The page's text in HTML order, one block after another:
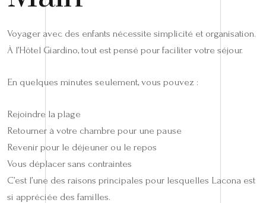
Voyager avec des enfants nécessite simplicité et organisation.
À l’Hôtel Giardino, tout est pensé pour faciliter votre séjour.
En quelques minutes seulement, vous pouvez :
Rejoindre la plage
Retourner à votre chambre pour une pause
Revenir pour le déjeuner ou le repos
Vous déplacer sans contraintes
C’est l’une des raisons principales pour lesquelles Lacona est
si appréciée des familles.